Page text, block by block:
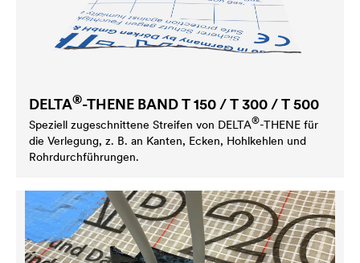
DELTA®-THENE BAND T 150 / T 300 / T 500
Speziell zugeschnittene Streifen von DELTA®-THENE für
die Verlegung, z. B. an Kanten, Ecken, Hohlkehlen und
Rohrdurchführungen.